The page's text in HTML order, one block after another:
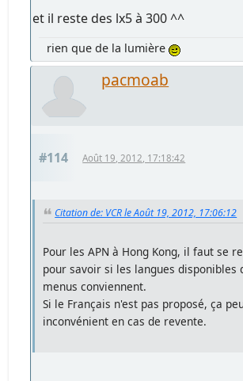
et il reste des lx5 à 300 ^^
rien que de la lumière
pacmoab
#114 Août 19, 2012, 17:18:42
Citation de: VCR le Août 19, 2012, 17:06:12
Pour les APN à Hong Kong, il faut se
pour savoir si les langues disponibles
menus conviennent.
Si le Français n'est pas proposé, ça
inconvénient en cas de revente.